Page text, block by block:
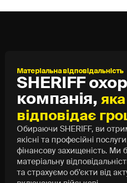
Супровід при
у зворотньому порядку
Будь-які поїздки, де
безпеки
Як працює
SHERIFF Transfer
Ви телефонуєте за
описуєте ситуацію
Протягом15 хвилиндо
Матеріальна відповідальність
SHERIFF
компанія, яка
відповідає
Обираючи SHERIFF, ви
якісні та професійні
фінансову захищеність. Ми
матеріальну
та страхуємо об’єкти від